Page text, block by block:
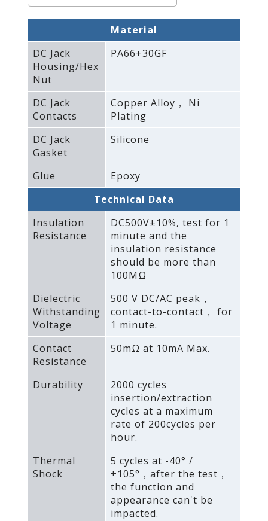
Material
DC Jack
Housing/Hex
Nut
PA66+30GF
DC Jack
Contacts
Copper Alloy， Ni
Plating
DC Jack
Gasket
Silicone
Glue
Epoxy
Technical Data
Insulation
Resistance
DC500V±10%‚ test for 1
minute and the
insulation resistance
should be more than
100MΩ
Dielectric
Withstanding
Voltage
500 V DC/AC peak，
contact-to-contact， for
1 minute.
Contact
Resistance
50mΩ at 10mA Max.
Durability
2000 cycles
insertion/extraction
cycles at a maximum
rate of 200cycles per
hour.
Thermal
Shock
5 cycles at -40° /
+105°，after the test，
the function and
appearance can't be
impacted.